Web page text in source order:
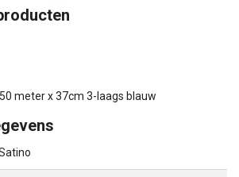
meter x 37cm 3-laags blauw